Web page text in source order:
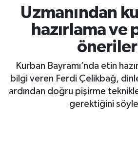
Uzmanından
hazırlama ve
Kurban Bayramı’nda etin
bilgi veren Ferdi Çelikbağ,
ardından doğru pişirme
gerektiğini
SPOR
EKONOMİ
Kahramanmaraş Trafik
Süper Lig Puan Durumu ve
Tüm Manşetler
Son Dakika Haberleri